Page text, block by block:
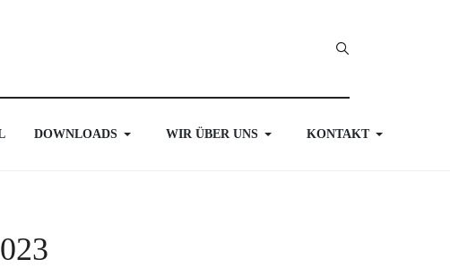
DOWNLOADS WIR ÜBER UNS KONTAKT